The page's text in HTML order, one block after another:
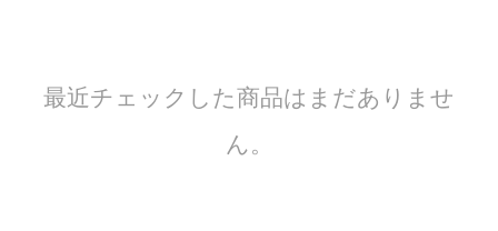
最近チェックした商品はまだありませ
ん。